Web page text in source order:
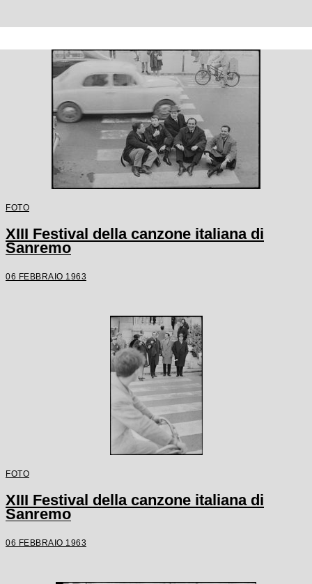
FOTO
XIII Festival della canzone italiana di
Sanremo
06 FEBBRAIO 1963
FOTO
XIII Festival della canzone italiana di
Sanremo
06 FEBBRAIO 1963